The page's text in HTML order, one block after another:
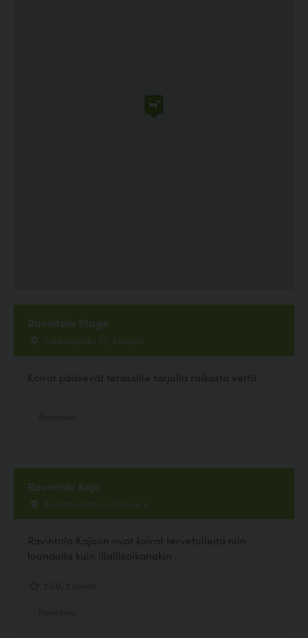
Ravintola Stage
Pakkainpolku 20, Kalajoki
Koirat pääsevät terassille tarjolla raikasta vettä.
Ravintola Kajo
Rautatienkatu 12, Tampere
Ravintola Kajoon ovat koirat tervetulleita niin
lounaalla kuin illallisaikanakin